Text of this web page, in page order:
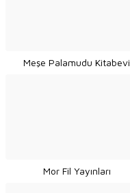
Meşe Palamudu Kitabevi
Mor Fil Yayınları